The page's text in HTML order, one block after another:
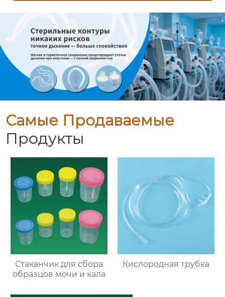
Самые Продаваемые
Продукты
Стаканчик для сбора
образцов мочи и кала
Кислородная трубка